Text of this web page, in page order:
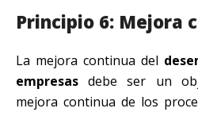
Principio 6: Mejora
La mejora continua del
empresas debe ser un
mejora continua de los